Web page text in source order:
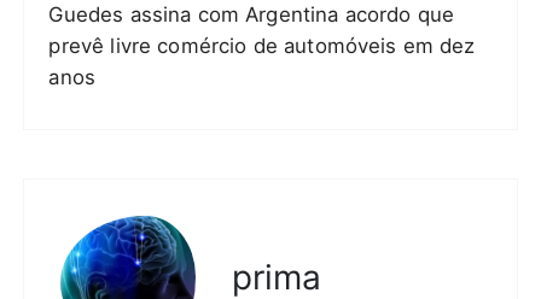
Guedes assina com Argentina acordo que
prevê livre comércio de automóveis em dez
anos
prima